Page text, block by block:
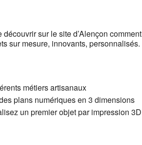
sur le site d’Alençon comment
sur mesure, innovants, personnalisés.
métiers artisanaux
plans numériques en 3 dimensions
un premier objet par impression 3D